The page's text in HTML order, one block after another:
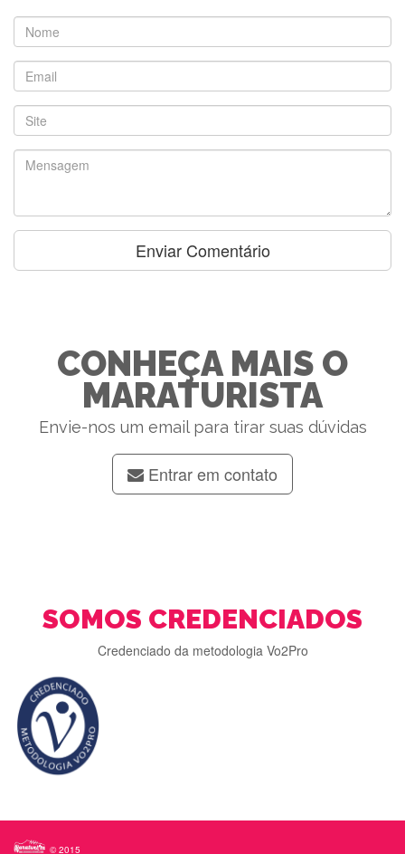
CONHEÇA MAIS O
MARATURISTA
Envie-nos um email para tirar suas dúvidas
Entrar em contato
SOMOS CREDENCIADOS
Credenciado da metodologia Vo2Pro
© 2015